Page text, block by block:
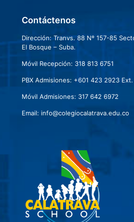
Contáctenos
Dirección: Tranvs. 88 Nº 157-85
El Bosque – Suba.
Móvil Recepción: 318 813 6751
PBX Admisiones: +601 423 2923 Ext.
Móvil Admisiones: 317 642 6972
Email: info@colegiocalatrava.edu.co